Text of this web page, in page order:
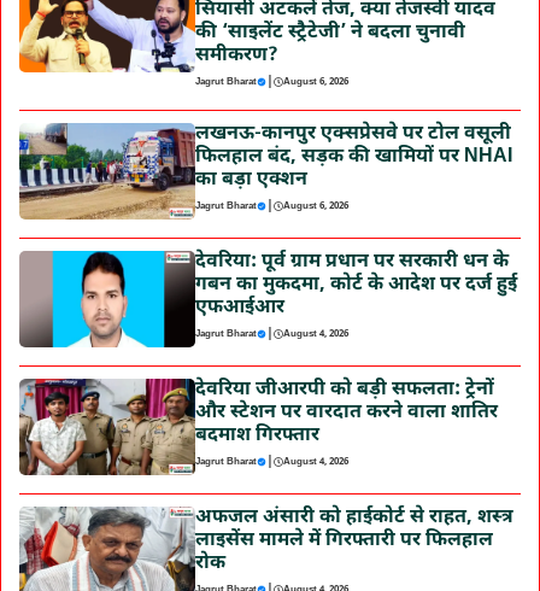
सियासी अटकलें तेज, क्या तेजस्वी यादव
की ‘साइलेंट स्ट्रैटेजी’ ने बदला चुनावी
समीकरण?
Jagrut Bharat | August 6, 2026
लखनऊ-कानपुर एक्सप्रेसवे पर टोल वसूली
फिलहाल बंद, सड़क की खामियों पर NHAI
का बड़ा एक्शन
Jagrut Bharat | August 6, 2026
देवरिया: पूर्व ग्राम प्रधान पर सरकारी धन के
गबन का मुकदमा, कोर्ट के आदेश पर दर्ज हुई
एफआईआर
Jagrut Bharat | August 4, 2026
देवरिया जीआरपी को बड़ी सफलता: ट्रेनों
और स्टेशन पर वारदात करने वाला शातिर
बदमाश गिरफ्तार
Jagrut Bharat | August 4, 2026
अफजल अंसारी को हाईकोर्ट से राहत, शस्त्र
लाइसेंस मामले में गिरफ्तारी पर फिलहाल
रोक